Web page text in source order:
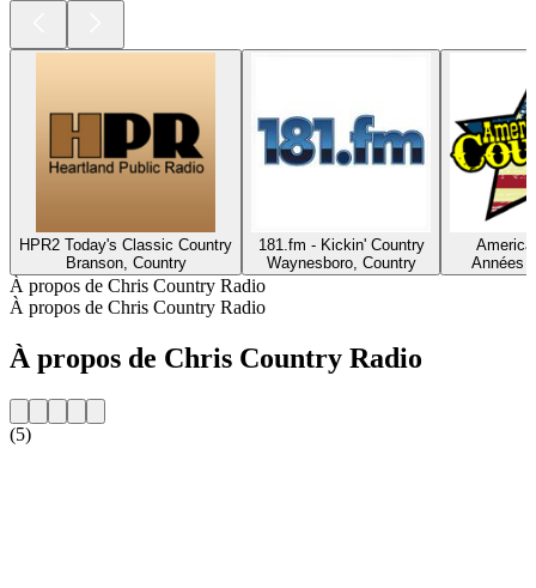
HPR2 Today's Classic Country
Branson, Country
181.fm - Kickin' Country
Waynesboro, Country
Années
À propos de Chris Country Radio
À propos de Chris Country Radio
À propos de Chris Country Radio
(5)